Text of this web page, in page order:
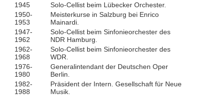
1945
Solo-Cellist beim Lübecker Orchester.
1950-
1953
Meisterkurse in Salzburg bei Enrico
Mainardi.
1947-
1962
Solo-Cellist beim Sinfonieorchester des
NDR Hamburg.
1962-
1968
Solo-Cellist beim Sinfonieorchester des
WDR.
1976-
1980
Generalintendant der Deutschen Oper
Berlin.
1982-
1988
Präsident der Intern. Gesellschaft für Neue
Musik.